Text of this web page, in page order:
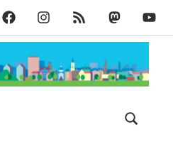
KAL
auf
Facebook
KAL
auf
Instagram
KAL
RSS
KAL
bei
KAL
auf